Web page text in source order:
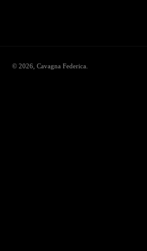
© 2026, Cavagna Federica